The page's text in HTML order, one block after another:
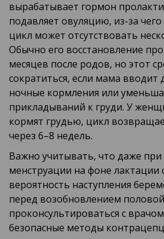
вырабатывает гормон
подавляет овуляцию, из-за
цикл может отсутствовать
Обычно его восстановление
месяцев после родов, но этот
сократиться, если мама вводит
ночные кормления или
прикладываний к груди. У
кормят грудью, цикл
через 6–8 недель.
Важно учитывать, что даже при
менструации на фоне лактации
вероятность наступления
перед возобновлением
проконсультироваться с
безопасные методы